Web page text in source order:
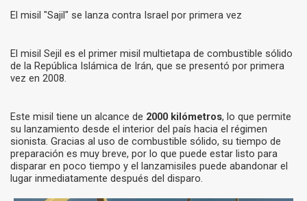
El misil "Sajil" se lanza contra Israel por primera vez
El misil Sejil es el primer misil multietapa de combustible sólido
de la República Islámica de Irán, que se presentó por primera
vez en 2008.
Este misil tiene un alcance de 2000 kilómetros, lo que permite
su lanzamiento desde el interior del país hacia el régimen
sionista. Gracias al uso de combustible sólido, su tiempo de
preparación es muy breve, por lo que puede estar listo para
disparar en poco tiempo y el lanzamisiles puede abandonar el
lugar inmediatamente después del disparo.